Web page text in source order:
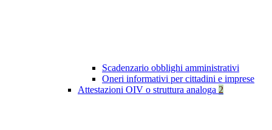
Scadenzario obblighi amministrativi
Oneri informativi per cittadini e imprese
Attestazioni OIV o struttura analoga 2